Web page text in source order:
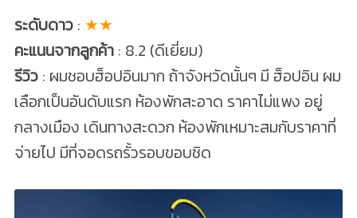
ระดับดาว: ★★
คะแนนจากลูกค้า : 8.2 (ดีเยี่ยม)
รีวิว: ผมชอบฮ็อปอินมาก ถ้าจังหวัดนั้นๆ มี ฮ็อปอิน ผม
เลือกเป็นอันดับแรก ห้องพักสะอาด ราคาไม่แพง อยู่
กลางเมือง เดินทางสะดวก ห้องพักเหมาะสมกับราคาที่
จ่ายไป มีที่จอดรถรั้วรอบขอบชิด